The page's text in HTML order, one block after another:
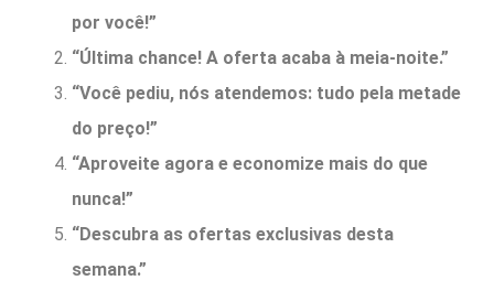
por você!”
“Última chance! A oferta acaba à meia-noite.”
“Você pediu, nós atendemos: tudo pela metade
do preço!”
“Aproveite agora e economize mais do que
nunca!”
“Descubra as ofertas exclusivas desta
semana.”